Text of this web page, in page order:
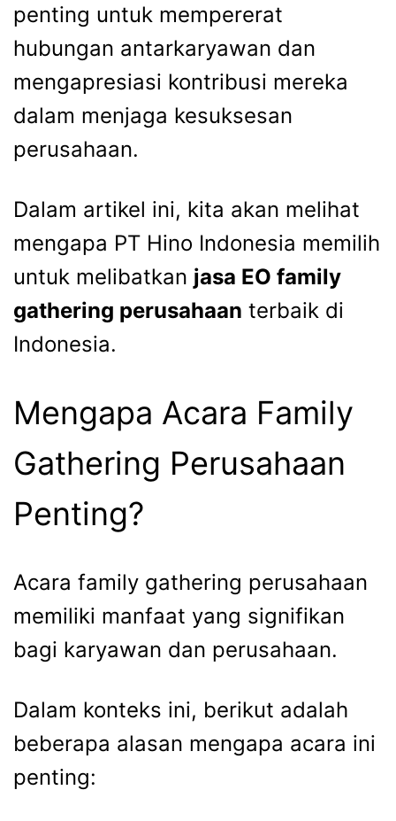
penting untuk mempererat
hubungan antarkaryawan dan
mengapresiasi kontribusi mereka
dalam menjaga kesuksesan
perusahaan.
Dalam artikel ini, kita akan melihat
mengapa PT Hino Indonesia memilih
untuk melibatkan jasa EO family
gathering perusahaan terbaik di
Indonesia.
Mengapa Acara Family
Gathering Perusahaan
Penting?
Acara family gathering perusahaan
memiliki manfaat yang signifikan
bagi karyawan dan perusahaan.
Dalam konteks ini, berikut adalah
beberapa alasan mengapa acara ini
penting: